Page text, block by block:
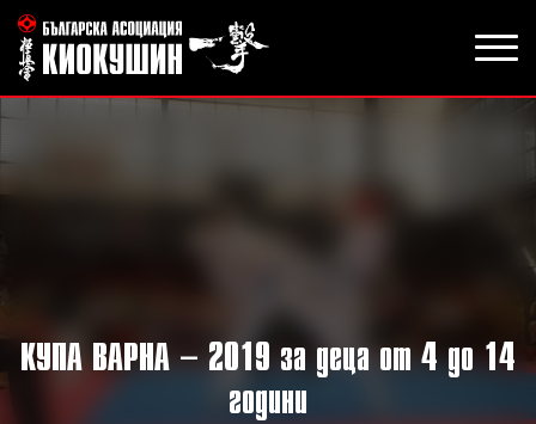
КУПА ВАРНА – 2019 за деца от 4 до 14
години